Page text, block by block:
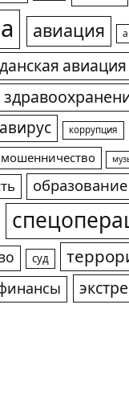
авиация
авиация
коррупция
мошенничество
образование
суд